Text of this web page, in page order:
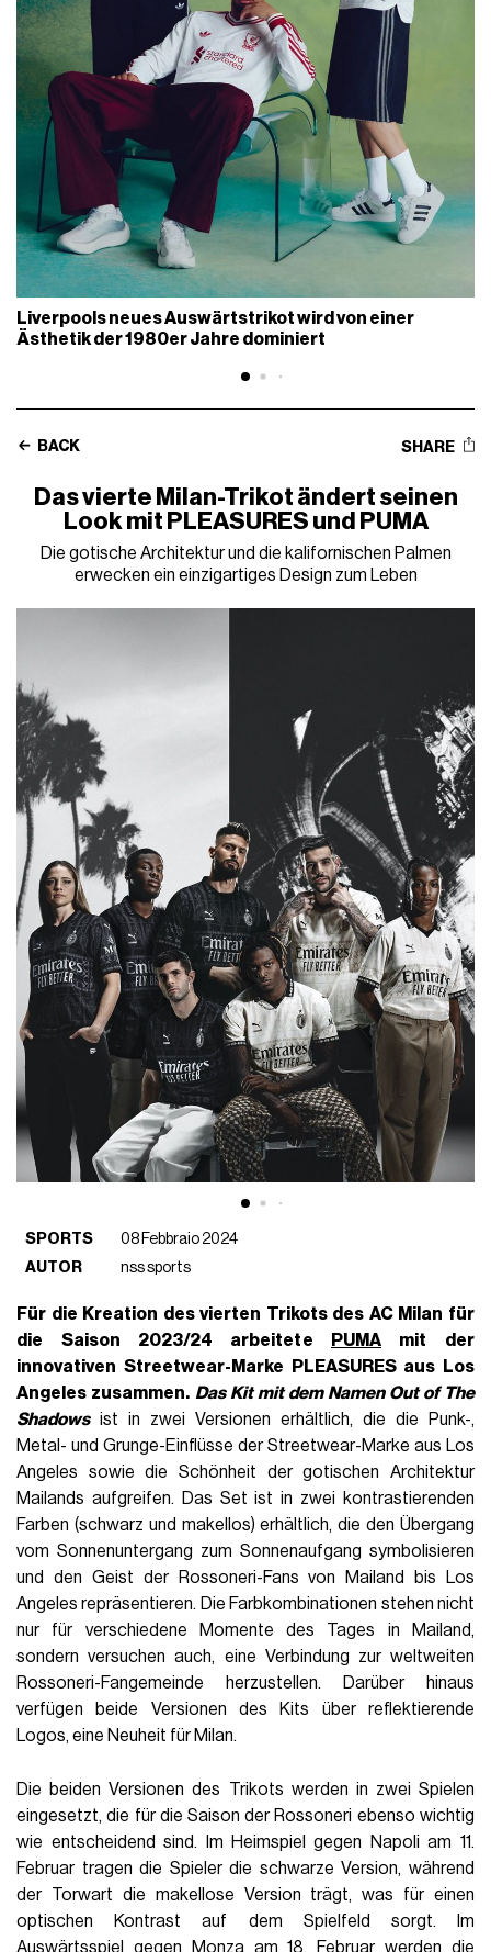
Liverpools neues Auswärtstrikot wird von einer
Ästhetik der 1980er Jahre dominiert
BACK SHARE
Das vierte Milan-Trikot ändert seinen
Look mit PLEASURES und PUMA
Die gotische Architektur und die kalifornischen Palmen
erwecken ein einzigartiges Design zum Leben
SPORTS
08 Febbraio 2024
AUTOR
nss sports
Für die Kreation des vierten Trikots des AC Milan für
die Saison 2023/24 arbeitete
PUMA mit der
innovativen Streetwear-Marke PLEASURES aus Los
Angeles zusammen. Das Kit mit dem Namen Out of The
Shadowsist in zwei Versionen erhältlich, die die Punk-,
Metal- und Grunge-Einflüsse der Streetwear-Marke aus Los
Angeles sowie die Schönheit der gotischen Architektur
Mailands aufgreifen. Das Set ist in zwei kontrastierenden
Farben (schwarz und makellos) erhältlich, die den Übergang
vom Sonnenuntergang zum Sonnenaufgang symbolisieren
und den Geist der Rossoneri-Fans von Mailand bis Los
Angeles repräsentieren. Die Farbkombinationen stehen nicht
nur für verschiedene Momente des Tages in Mailand,
sondern versuchen auch, eine Verbindung zur weltweiten
Rossoneri-Fangemeinde herzustellen. Darüber hinaus
verfügen beide Versionen des Kits über reflektierende
Logos, eine Neuheit für Milan.
Die beiden Versionen des Trikots werden in zwei Spielen
eingesetzt, die für die Saison der Rossoneri ebenso wichtig
wie entscheidend sind. Im Heimspiel gegen Napoli am 11.
Februar tragen die Spieler die schwarze Version, während
der Torwart die makellose Version trägt, was für einen
optischen Kontrast auf dem Spielfeld sorgt. Im
Auswärtsspiel gegen Monza am 18. Februar werden die